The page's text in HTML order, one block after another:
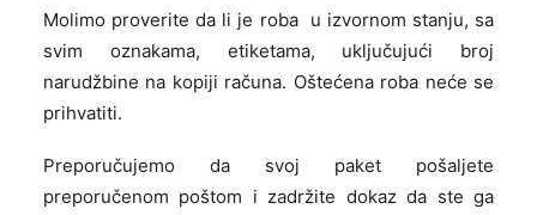
Molimo proverite da li je roba u izvornom stanju, sa
svim oznakama, etiketama, uključujući broj
narudžbine na kopiji računa. Oštećena roba neće se
prihvatiti.
Preporučujemo da svoj paket pošaljete
preporučenom poštom i zadržite dokaz da ste ga